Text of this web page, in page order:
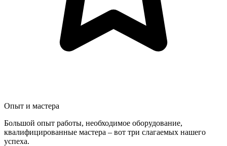
Опыт и мастера
Большой опыт работы, необходимое оборудование,
квалифицированные мастера – вот три слагаемых нашего
успеха.